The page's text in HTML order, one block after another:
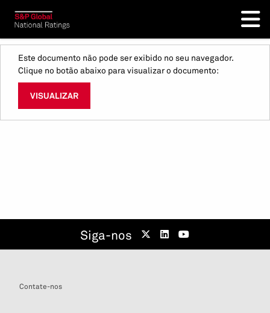
Este documento não pode ser exibido no seu navegador.
Clique no botão abaixo para visualizar o documento:
VISUALIZAR
Siga-nos
Contate-nos